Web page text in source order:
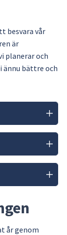
besvara vår
är
planerar och
ännu bättre och
år genom